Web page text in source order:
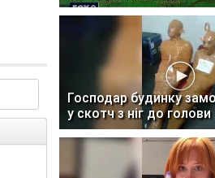
Господар будинку
у скотч з ніг до голови